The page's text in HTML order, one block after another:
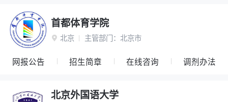
首都体育学院
 北京 主管部门： 北京市
网报公告 招生简章 在线咨询 调剂办法
北京外国语大学